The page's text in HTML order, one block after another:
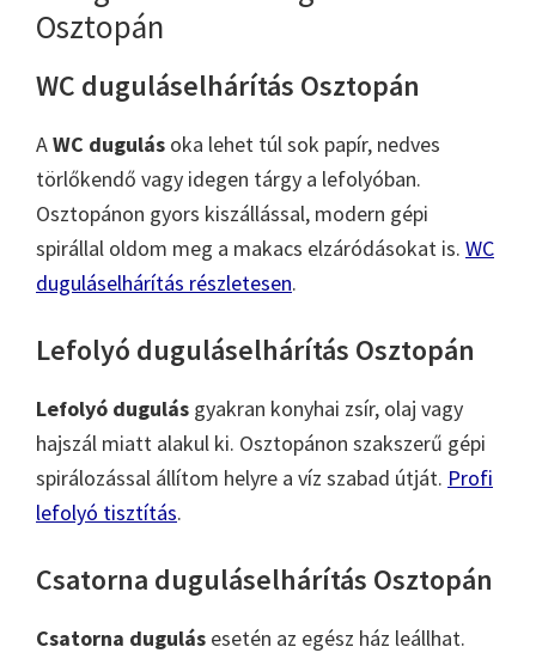
Osztopán
WC duguláselhárítás Osztopán
AWC dugulás oka lehet túl sok papír, nedves
törlőkendő vagy idegen tárgy a lefolyóban.
Osztopánon gyors kiszállással, modern gépi
spirállal oldom meg a makacs elzáródásokat is. WC
duguláselhárítás részletesen.
Lefolyó duguláselhárítás Osztopán
Lefolyó dugulás gyakran konyhai zsír, olaj vagy
hajszál miatt alakul ki. Osztopánon szakszerű gépi
spirálozással állítom helyre a víz szabad útját. Profi
lefolyó tisztítás.
Csatorna duguláselhárítás Osztopán
Csatorna dugulás esetén az egész ház leállhat.